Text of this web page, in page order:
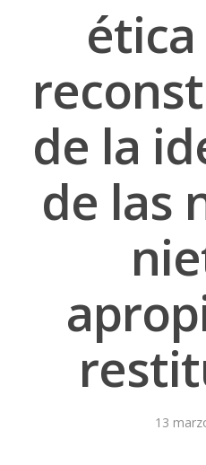
de la
de las
13